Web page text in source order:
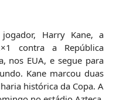
Harry Kane, a
contra a República
nos EUA, e segue para
Kane marcou duas
histórica da Copa. A